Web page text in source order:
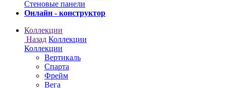
Онлайн - конструктор